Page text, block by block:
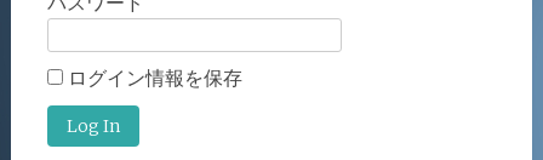
ログイン情報を保存